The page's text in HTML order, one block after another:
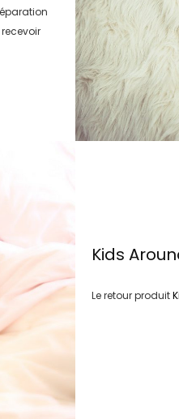
Kids
Le retour produit